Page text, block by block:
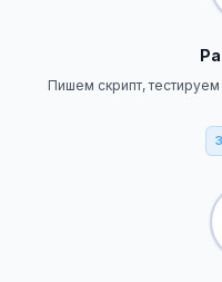
Пишем скрипт,